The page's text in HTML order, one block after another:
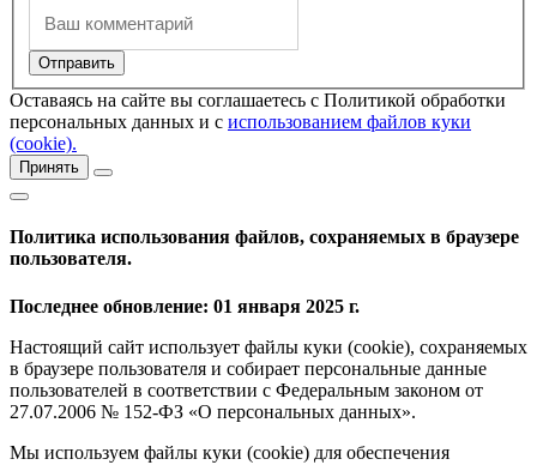
Оставаясь на сайте вы соглашаетесь с Политикой обработки
персональных данных и с использованием файлов куки
(cookie).
Принять
Политика использования файлов, сохраняемых в браузере
пользователя.
Последнее обновление: 01 января 2025 г.
Настоящий сайт использует файлы куки (cookie), сохраняемых
в браузере пользователя и собирает персональные данные
пользователей в соответствии с Федеральным законом от
27.07.2006 № 152-ФЗ «О персональных данных».
Мы используем файлы куки (cookie) для обеспечения